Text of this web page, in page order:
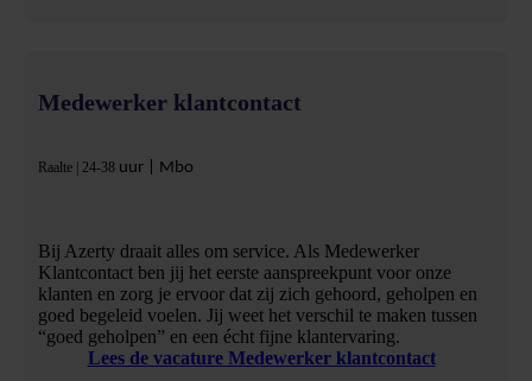
Medewerker klantcontact
Raalte | 24-38 uur | Mbo
Bij Azerty draait alles om service. Als Medewerker
Klantcontact ben jij het eerste aanspreekpunt voor onze
klanten en zorg je ervoor dat zij zich gehoord, geholpen en
goed begeleid voelen. Jij weet het verschil te maken tussen
“goed geholpen” en een écht fijne klantervaring.
Lees de vacature Medewerker klantcontact